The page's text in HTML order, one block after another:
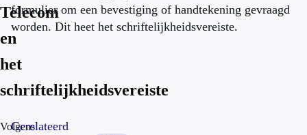
Telecom
en
het
schriftelijkheidsvereiste
formulier om een bevestiging of handtekening gevraagd
worden. Dit heet het schriftelijkheidsvereiste.
Volgens
Gerelateerd